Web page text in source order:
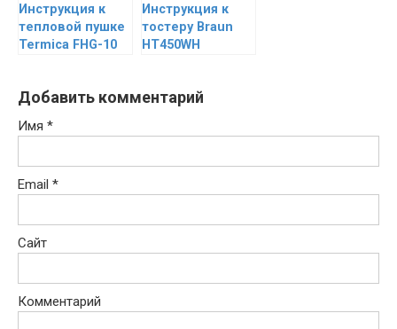
Инструкция к
тепловой пушке
Termica FHG-10
Инструкция к
тостеру Braun
HT450WH
Добавить комментарий
Имя *
Email *
Сайт
Комментарий